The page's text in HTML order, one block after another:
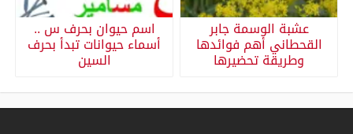
عشبة الوسمة جابر
القحطاني أهم فوائدها
وطريقة تحضيرها
اسم حيوان بحرف س ..
أسماء حيوانات تبدأ بحرف
السين